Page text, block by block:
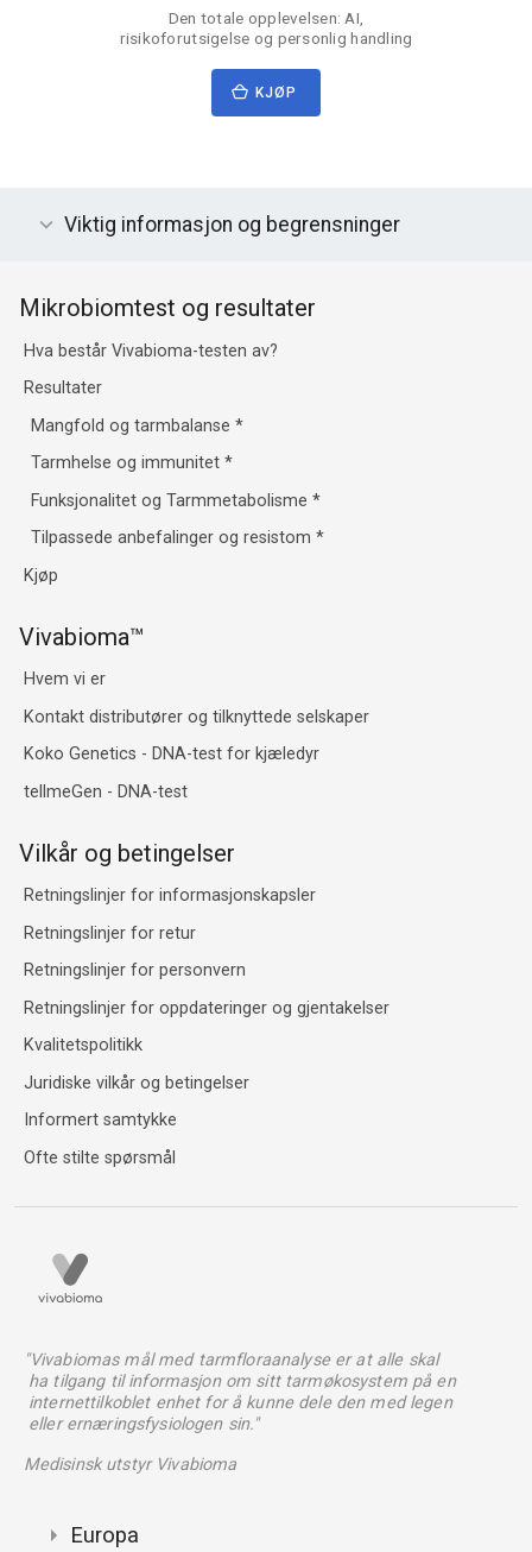
Den totale opplevelsen: AI,
risikoforutsigelse og personlig handling
KJØP
Viktig informasjon og begrensninger
Mikrobiomtest og resultater
Hva består Vivabioma-testen av?
Resultater
Mangfold og tarmbalanse*
Tarmhelse og immunitet*
Funksjonalitet og Tarmmetabolisme*
Tilpassede anbefalinger og resistom*
Kjøp
Vivabioma™
Hvem vi er
Kontakt distributører og tilknyttede selskaper
Koko Genetics - DNA-test for kjæledyr
tellmeGen - DNA-test
Vilkår og betingelser
Retningslinjer for informasjonskapsler
Retningslinjer for retur
Retningslinjer for personvern
Retningslinjer for oppdateringer og gjentakelser
Kvalitetspolitikk
Juridiske vilkår og betingelser
Informert samtykke
Ofte stilte spørsmål
"Vivabiomas mål med tarmfloraanalyse er at alle skal
ha tilgang til informasjon om sitt tarmøkosystem på en
internettilkoblet enhet for å kunne dele den med legen
eller ernæringsfysiologen sin."
Medisinsk utstyr Vivabioma
Europa